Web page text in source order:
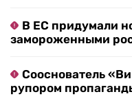
В ЕС придумали
замороженными
Сооснователь
рупором